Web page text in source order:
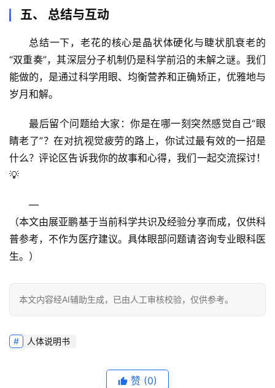
五、 总结与互动
总结一下，老花的核心是晶状体硬化与睫状肌衰老的
“双重奏”，其深层分子机制仍是科学前沿的未解之谜。我们
能做的，是通过科学用眼、均衡营养和正确矫正，优雅地与
岁月和解。
最后留个问题给大家 ：你是在哪一刻突然感觉自己“眼
睛老了”？在对抗视觉疲劳的路上，你试过最有效的一招是
什么？评论区告诉我你的故事和心得，我们一起交流探讨！
💡
—
（本文由展亚鹏基于当前科学共识及经验分享而成，仅供科
普参考，不作为医疗建议。具体眼部问题请咨询专业眼科医
生。）
本文内容经AI辅助生成，已由人工审核校验，仅供参考。
人体说明书
赞 (0)